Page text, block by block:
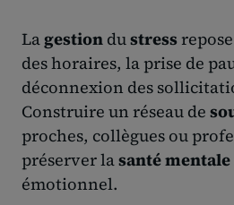
Lagestion dustress
des horaires, la prise de
déconnexion des
Construire un réseau de
proches, collègues ou
préserver lasanté mentale
émotionnel.